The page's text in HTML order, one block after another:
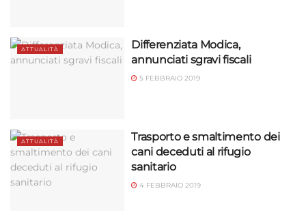
ATTUALITÀ
Differenziata Modica,
annunciati sgravi fiscali
5 FEBBRAIO 2019
ATTUALITÀ
Trasporto e smaltimento dei
cani deceduti al rifugio
sanitario
4 FEBBRAIO 2019